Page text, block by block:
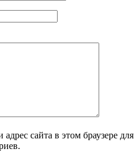
сайта в этом браузере для